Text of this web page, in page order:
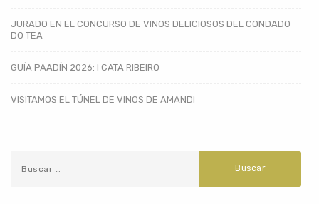
JURADO EN EL CONCURSO DE VINOS DELICIOSOS DEL CONDADO
DO TEA
GUÍA PAADÍN 2026: I CATA RIBEIRO
VISITAMOS EL TÚNEL DE VINOS DE AMANDI